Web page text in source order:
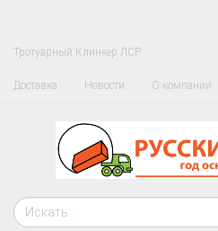
Тротуарный Клинкер ЛСР
Доставка Новости О компании